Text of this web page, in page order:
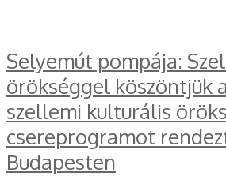
Selyemút pompája:
örökséggel köszöntjük
szellemi kulturális
csereprogramot
Budapesten